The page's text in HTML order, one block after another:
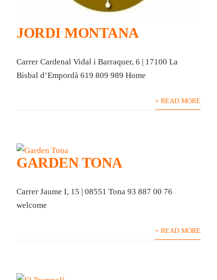
JORDI MONTANA
Carrer Cardenal Vidal i Barraquer, 6 | 17100 La
Bisbal d’Empordà 619 809 989 Home
+ READ MORE
GARDEN TONA
Carrer Jaume I, 15 | 08551 Tona 93 887 00 76
welcome
+ READ MORE